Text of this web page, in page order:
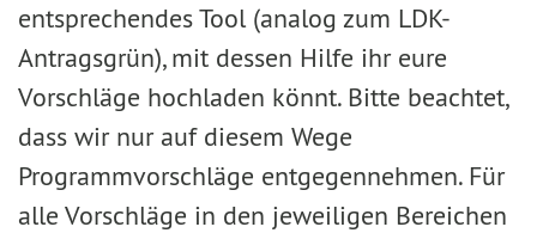
entsprechendes Tool (analog zum LDK-
Antragsgrün), mit dessen Hilfe ihr eure
Vorschläge hochladen könnt. Bitte beachtet,
dass wir nur auf diesem Wege
Programmvorschläge entgegennehmen. Für
alle Vorschläge in den jeweiligen Bereichen